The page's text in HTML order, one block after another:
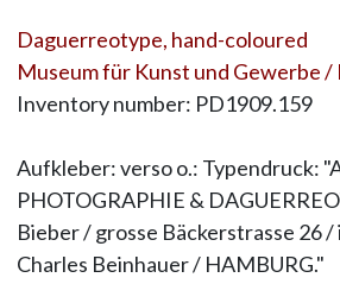
Daguerreotype, hand-coloured
Museum für Kunst und Gewerbe /
Inventory number: PD1909.159
Aufkleber: verso o.: Typendruck:
PHOTOGRAPHIE &
Bieber / grosse Bäckerstrasse 26 /
Charles Beinhauer / HAMBURG."